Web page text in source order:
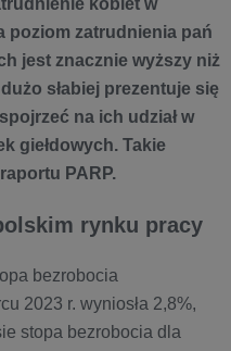
poziom zatrudnienia pań
jest znacznie wyższy niż
słabiej prezentuje się
na ich udział w
giełdowych. Takie
PARP.
rynku pracy
bezrobocia
2023 r. wyniosła 2,8%,
stopa bezrobocia dla